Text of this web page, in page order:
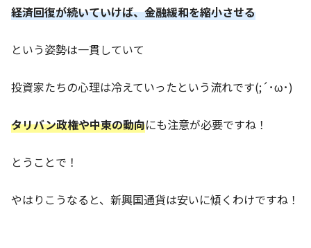
経済回復が続いていけば、金融緩和を縮小させる
という姿勢は一貫していて
投資家たちの心理は冷えていったという流れです(;´･ω･)
タリバン政権や中東の動向にも注意が必要ですね！
とうことで！
やはりこうなると、新興国通貨は安いに傾くわけですね！